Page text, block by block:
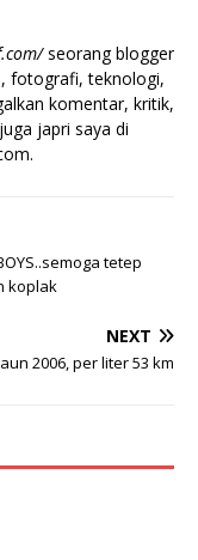
seorang blogger
fotografi, teknologi,
komentar, kritik,
japri saya di
.
tetep
koplak
NEXT
2006, per liter 53 km